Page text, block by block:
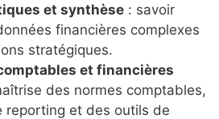
et synthèse : savoir
financières complexes
stratégiques.
et financières
des normes comptables,
reporting et des outils de